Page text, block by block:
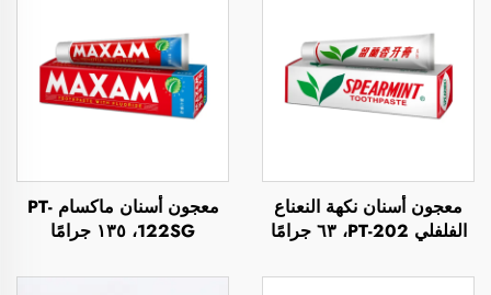
معجون أسنان نكهة النعناع
الفلفلي PT-202، ٦٣ جرامًا
معجون أسنان ماكسام PT-
122SG، ١٣٥ جرامًا